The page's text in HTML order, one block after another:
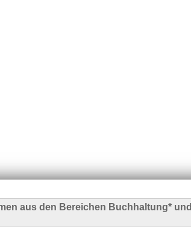
aus den Bereichen Buchhaltung* und